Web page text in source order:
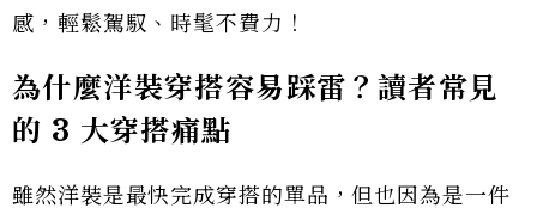
感，輕鬆駕馭、時髦不費力！
為什麼洋裝穿搭容易踩雷？讀者常見
的 3 大穿搭痛點
雖然洋裝是最快完成穿搭的單品，但也因為是一件